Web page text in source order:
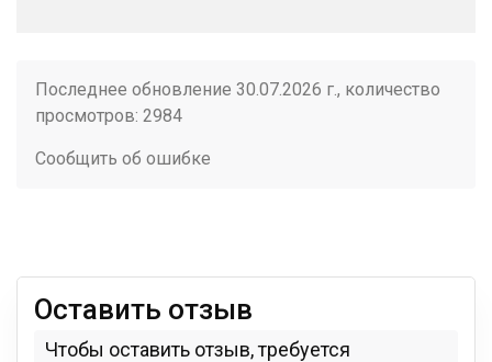
Последнее обновление 30.07.2026 г., количество
просмотров: 2984
Сообщить об ошибке
Оставить отзыв
Чтобы оставить отзыв, требуется